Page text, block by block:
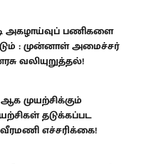
அகழாய்வுப் பணிகளை
: முன்னாள் அமைச்சர்
வலியுறுத்தல்!
முயற்சிக்கும்
தடுக்கப்பட
எச்சரிக்கை!